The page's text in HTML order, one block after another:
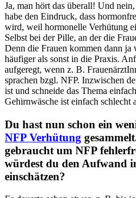
Ja, man hört das überall! Und
habe den Eindruck, dass
wird, weil hormonelle Verhütung
Selbst bei der Pille, an der die
Denn die Frauen kommen dann
häufiger als sonst in die Praxis.
aufgeregt, wenn z. B.
sprachen bzgl. NFP. Inzwischen
ist und schneide das Thema
Gehirnwäsche ist einfach schlecht
Du hast nun schon ein
NFP Verhütung
gebraucht um NFP
würdest du den Aufwand
einschätzen?